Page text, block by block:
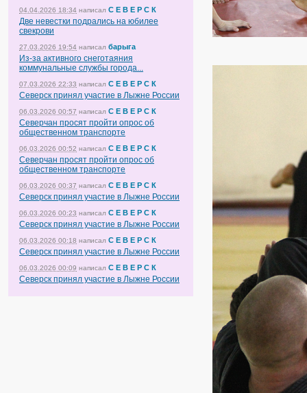
04.04.2026 18:34 написал С Е В Е Р С К
Две невестки подрались на юбилее
свекрови
27.03.2026 19:54 написал барыга
Из-за активного снеготаяния
коммунальные службы города...
07.03.2026 22:33 написал С Е В Е Р С К
Северск принял участие в Лыжне России
06.03.2026 00:57 написал С Е В Е Р С К
Северчан просят пройти опрос об
общественном транспорте
06.03.2026 00:52 написал С Е В Е Р С К
Северчан просят пройти опрос об
общественном транспорте
06.03.2026 00:37 написал С Е В Е Р С К
Северск принял участие в Лыжне России
06.03.2026 00:23 написал С Е В Е Р С К
Северск принял участие в Лыжне России
06.03.2026 00:18 написал С Е В Е Р С К
Северск принял участие в Лыжне России
06.03.2026 00:09 написал С Е В Е Р С К
Северск принял участие в Лыжне России